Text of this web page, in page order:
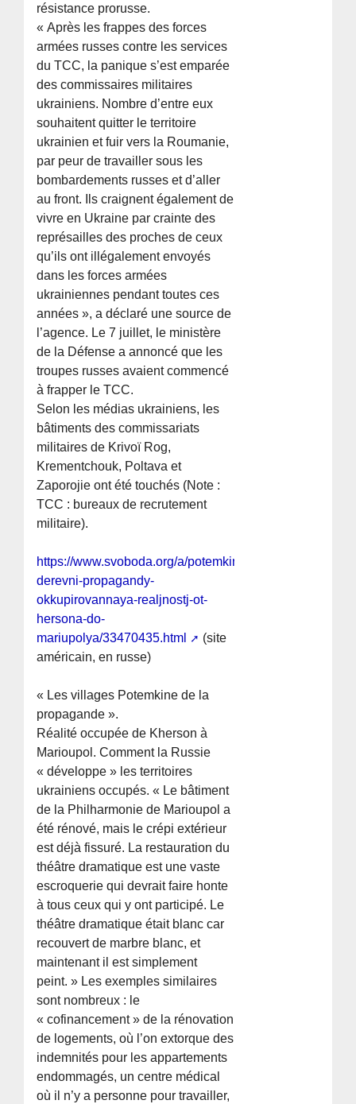
résistance prorusse.
« Après les frappes des forces
armées russes contre les services
du TCC, la panique s’est emparée
des commissaires militaires
ukrainiens. Nombre d’entre eux
souhaitent quitter le territoire
ukrainien et fuir vers la Roumanie,
par peur de travailler sous les
bombardements russes et d’aller
au front. Ils craignent également de
vivre en Ukraine par crainte des
représailles des proches de ceux
qu’ils ont illégalement envoyés
dans les forces armées
ukrainiennes pendant toutes ces
années », a déclaré une source de
l’agence. Le 7 juillet, le ministère
de la Défense a annoncé que les
troupes russes avaient commencé
à frapper le TCC.
Selon les médias ukrainiens, les
bâtiments des commissariats
militaires de Krivoï Rog,
Krementchouk, Poltava et
Zaporojie ont été touchés (Note :
TCC : bureaux de recrutement
militaire).
https://www.svoboda.org/a/potemkinskie-
derevni-propagandy-
okkupirovannaya-realjnostj-ot-
hersona-do-
mariupolya/33470435.html
(site
américain, en russe)
« Les villages Potemkine de la
propagande ».
Réalité occupée de Kherson à
Marioupol. Comment la Russie
« développe » les territoires
ukrainiens occupés. « Le bâtiment
de la Philharmonie de Marioupol a
été rénové, mais le crépi extérieur
est déjà fissuré. La restauration du
théâtre dramatique est une vaste
escroquerie qui devrait faire honte
à tous ceux qui y ont participé. Le
théâtre dramatique était blanc car
recouvert de marbre blanc, et
maintenant il est simplement
peint. » Les exemples similaires
sont nombreux : le
« cofinancement » de la rénovation
de logements, où l’on extorque des
indemnités pour les appartements
endommagés, un centre médical
où il n’y a personne pour travailler,